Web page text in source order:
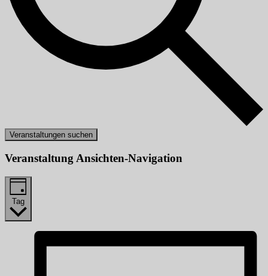
Veranstaltungen suchen
Veranstaltung Ansichten-Navigation
Tag